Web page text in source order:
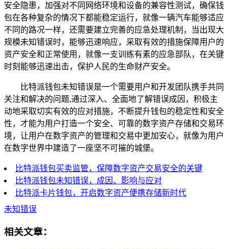
安全隐患，加强对不同网络环境和设备的兼容性测试，确保钱
包在各种复杂的情况下都能稳定运行，就像一辆汽车能够适应
不同的路况一样，还需要建立完善的应急处理机制，当出现大
规模未知错误时，能够迅速响应，采取有效的措施保障用户的
资产安全和正常使用，就像一支训练有素的应急部队，在关键
时刻能够迅速出击，保护人民的生命财产安全。
比特派钱包未知错误是一个需要用户和开发团队携手共同
关注和解决的问题,通过深入、全面地了解错误成因，积极主
动地采取切实有效的应对措施，不断提升钱包的稳定性和安全
性，才能为用户打造一个安全、可靠的数字资产存储和交易环
境，让用户在数字资产的管理和交易中更加安心，就像为用户
在数字世界中建造了一座坚不可摧的城堡。
比特派钱包买卖监管，保障数字资产交易安全的关键
比特派钱包未知错误，成因、影响与应对
比特派卡片钱包，开启数字资产便携存储新时代
未知错误
相关文章：